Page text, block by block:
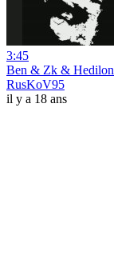
3:45
Ben & Zk &
RusKoV95
il y a 18 ans